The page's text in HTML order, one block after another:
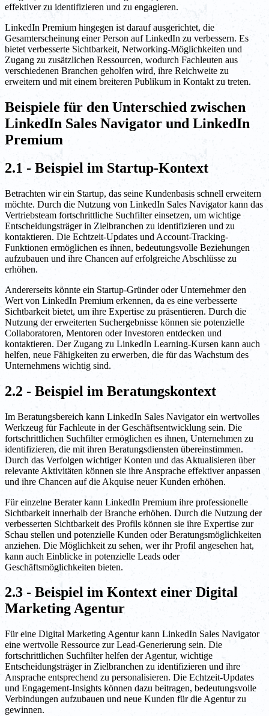
effektiver zu identifizieren und zu engagieren.
LinkedIn Premium hingegen ist darauf ausgerichtet, die
Gesamterscheinung einer Person auf LinkedIn zu verbessern. Es
bietet verbesserte Sichtbarkeit, Networking-Möglichkeiten und
Zugang zu zusätzlichen Ressourcen, wodurch Fachleuten aus
verschiedenen Branchen geholfen wird, ihre Reichweite zu
erweitern und mit einem breiteren Publikum in Kontakt zu treten.
Beispiele für den Unterschied zwischen
LinkedIn Sales Navigator und LinkedIn
Premium
2.1 - Beispiel im Startup-Kontext
Betrachten wir ein Startup, das seine Kundenbasis schnell erweitern
möchte. Durch die Nutzung von LinkedIn Sales Navigator kann das
Vertriebsteam fortschrittliche Suchfilter einsetzen, um wichtige
Entscheidungsträger in Zielbranchen zu identifizieren und zu
kontaktieren. Die Echtzeit-Updates und Account-Tracking-
Funktionen ermöglichen es ihnen, bedeutungsvolle Beziehungen
aufzubauen und ihre Chancen auf erfolgreiche Abschlüsse zu
erhöhen.
Andererseits könnte ein Startup-Gründer oder Unternehmer den
Wert von LinkedIn Premium erkennen, da es eine verbesserte
Sichtbarkeit bietet, um ihre Expertise zu präsentieren. Durch die
Nutzung der erweiterten Suchergebnisse können sie potenzielle
Collaboratoren, Mentoren oder Investoren entdecken und
kontaktieren. Der Zugang zu LinkedIn Learning-Kursen kann auch
helfen, neue Fähigkeiten zu erwerben, die für das Wachstum des
Unternehmens wichtig sind.
2.2 - Beispiel im Beratungskontext
Im Beratungsbereich kann LinkedIn Sales Navigator ein wertvolles
Werkzeug für Fachleute in der Geschäftsentwicklung sein. Die
fortschrittlichen Suchfilter ermöglichen es ihnen, Unternehmen zu
identifizieren, die mit ihren Beratungsdiensten übereinstimmen.
Durch das Verfolgen wichtiger Konten und das Aktualisieren über
relevante Aktivitäten können sie ihre Ansprache effektiver anpassen
und ihre Chancen auf die Akquise neuer Kunden erhöhen.
Für einzelne Berater kann LinkedIn Premium ihre professionelle
Sichtbarkeit innerhalb der Branche erhöhen. Durch die Nutzung der
verbesserten Sichtbarkeit des Profils können sie ihre Expertise zur
Schau stellen und potenzielle Kunden oder Beratungsmöglichkeiten
anziehen. Die Möglichkeit zu sehen, wer ihr Profil angesehen hat,
kann auch Einblicke in potenzielle Leads oder
Geschäftsmöglichkeiten bieten.
2.3 - Beispiel im Kontext einer Digital
Marketing Agentur
Für eine Digital Marketing Agentur kann LinkedIn Sales Navigator
eine wertvolle Ressource zur Lead-Generierung sein. Die
fortschrittlichen Suchfilter helfen der Agentur, wichtige
Entscheidungsträger in Zielbranchen zu identifizieren und ihre
Ansprache entsprechend zu personalisieren. Die Echtzeit-Updates
und Engagement-Insights können dazu beitragen, bedeutungsvolle
Verbindungen aufzubauen und neue Kunden für die Agentur zu
gewinnen.